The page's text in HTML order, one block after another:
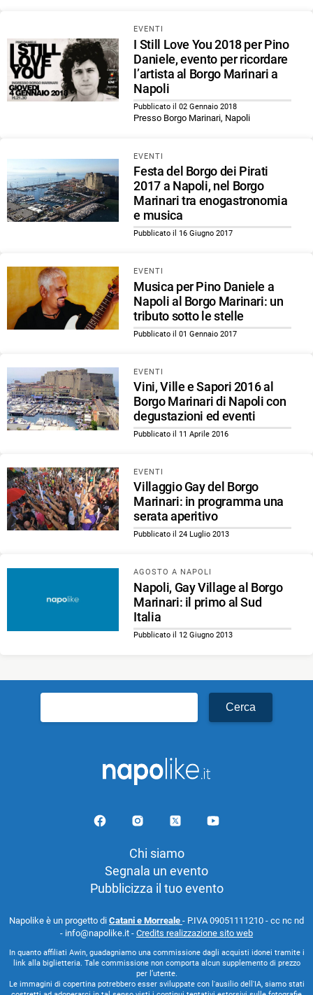
EVENTI
I Still Love You 2018 per Pino
Daniele, evento per ricordare
l’artista al Borgo Marinari a
Napoli
Pubblicato il 02 Gennaio 2018
Presso Borgo Marinari, Napoli
EVENTI
Festa del Borgo dei Pirati
2017 a Napoli, nel Borgo
Marinari tra enogastronomia
e musica
Pubblicato il 16 Giugno 2017
EVENTI
Musica per Pino Daniele a
Napoli al Borgo Marinari: un
tributo sotto le stelle
Pubblicato il 01 Gennaio 2017
EVENTI
Vini, Ville e Sapori 2016 al
Borgo Marinari di Napoli con
degustazioni ed eventi
Pubblicato il 11 Aprile 2016
EVENTI
Villaggio Gay del Borgo
Marinari: in programma una
serata aperitivo
Pubblicato il 24 Luglio 2013
AGOSTO A NAPOLI
Napoli, Gay Village al Borgo
Marinari: il primo al Sud
Italia
Pubblicato il 12 Giugno 2013
per:
Chi siamo
Segnala un evento
Pubblicizza il tuo evento
Napolike è un progetto di Catani e Morreale - P.IVA 09051111210 - cc nc nd
- info@napolike.it - Credits realizzazione sito web
In quanto affiliati Awin, guadagniamo una commissione dagli acquisti idonei tramite i
link alla biglietteria. Tale commissione non comporta alcun supplemento di prezzo
per l’utente.
Le immagini di copertina potrebbero esser sviluppate con l'ausilio dell'IA, siamo stati